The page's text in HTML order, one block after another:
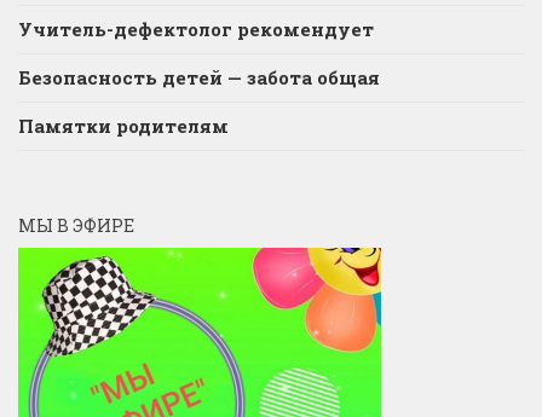
Учитель-дефектолог рекомендует
Безопасность детей — забота общая
Памятки родителям
МЫ В ЭФИРЕ